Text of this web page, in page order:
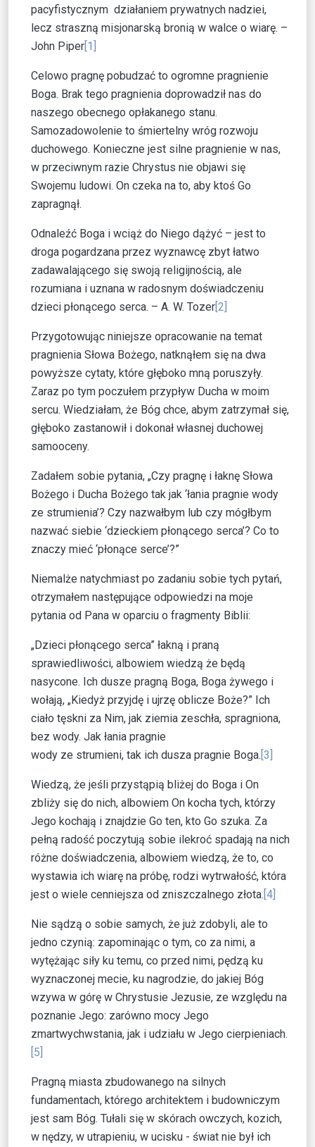
pacyfistycznym działaniem prywatnych nadziei,
lecz straszną misjonarską bronią w walce o wiarę. –
John Piper[1]
Celowo pragnę pobudzać to ogromne pragnienie
Boga. Brak tego pragnienia doprowadził nas do
naszego obecnego opłakanego stanu.
Samozadowolenie to śmiertelny wróg rozwoju
duchowego. Konieczne jest silne pragnienie w nas,
w przeciwnym razie Chrystus nie objawi się
Swojemu ludowi. On czeka na to, aby ktoś Go
zapragnął.
Odnaleźć Boga i wciąż do Niego dążyć – jest to
droga pogardzana przez wyznawcę zbyt łatwo
zadawalającego się swoją religijnością, ale
rozumiana i uznana w radosnym doświadczeniu
dzieci płonącego serca. – A. W. Tozer[2]
Przygotowując niniejsze opracowanie na temat
pragnienia Słowa Bożego, natknąłem się na dwa
powyższe cytaty, które głęboko mną poruszyły.
Zaraz po tym poczułem przypływ Ducha w moim
sercu. Wiedziałam, że Bóg chce, abym zatrzymał się,
głęboko zastanowił i dokonał własnej duchowej
samooceny.
Zadałem sobie pytania, „Czy pragnę i łaknę Słowa
Bożego i Ducha Bożego tak jak ‘łania pragnie wody
ze strumienia’? Czy nazwałbym lub czy mógłbym
nazwać siebie ‘dzieckiem płonącego serca’? Co to
znaczy mieć ‘płonące serce’?”
Niemalże natychmiast po zadaniu sobie tych pytań,
otrzymałem następujące odpowiedzi na moje
pytania od Pana w oparciu o fragmenty Biblii:
„Dzieci płonącego serca” łakną i praną
sprawiedliwości, albowiem wiedzą że będą
nasycone. Ich dusze pragną Boga, Boga żywego i
wołają, „Kiedyż przyjdę i ujrzę oblicze Boże?” Ich
ciało tęskni za Nim, jak ziemia zeschła, spragniona,
bez wody. Jak łania pragnie
wody ze strumieni, tak ich dusza pragnie Boga.[3]
Wiedzą, że jeśli przystąpią bliżej do Boga i On
zbliży się do nich, albowiem On kocha tych, którzy
Jego kochają i znajdzie Go ten, kto Go szuka. Za
pełną radość poczytują sobie ilekroć spadają na nich
różne doświadczenia, albowiem wiedzą, że to, co
wystawia ich wiarę na próbę, rodzi wytrwałość, która
jest o wiele cenniejsza od zniszczalnego złota.[4]
Nie sądzą o sobie samych, że już zdobyli, ale to
jedno czynią: zapominając o tym, co za nimi, a
wytężając siły ku temu, co przed nimi, pędzą ku
wyznaczonej mecie, ku nagrodzie, do jakiej Bóg
wzywa w górę w Chrystusie Jezusie, ze względu na
poznanie Jego: zarówno mocy Jego
zmartwychwstania, jak i udziału w Jego cierpieniach.
[5]
Pragną miasta zbudowanego na silnych
fundamentach, którego architektem i budowniczym
jest sam Bóg. Tułali się w skórach owczych, kozich,
w nędzy, w utrapieniu, w ucisku - świat nie był ich